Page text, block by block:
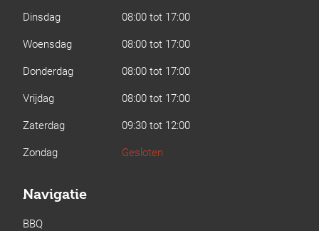
Dinsdag
08:00 tot 17:00
Woensdag
08:00 tot 17:00
Donderdag
08:00 tot 17:00
Vrijdag
08:00 tot 17:00
Zaterdag
09:30 tot 12:00
Zondag
Gesloten
Navigatie
BBQ